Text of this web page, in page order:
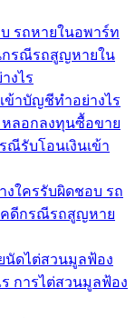
รถหายในอพาร์ท
กรณีรถสูญหายใน
งไร
ข้าบัญชีทำอย่างไร
หลอกลงทุนซื้อขาย
ณีรับโอนเงินเข้า
งใครรับผิดชอบ รถ
คดีกรณีรถสูญหาย
นัดไต่สวนมูลฟ้อง
การไต่สวนมูลฟ้อง